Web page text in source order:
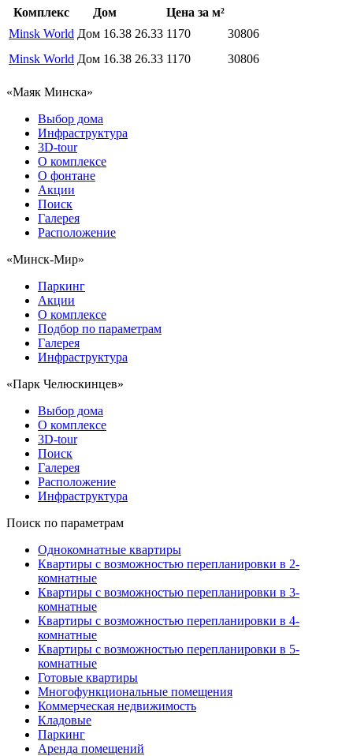
Комплекс Дом
Цена за м²
Minsk World Дом 16.38 26.33 1170
30806
Minsk World Дом 16.38 26.33 1170 30806
«Маяк Минска»
Выбор дома
Инфраструктура
3D-tour
О комплексе
О фонтане
Акции
Поиск
Галерея
Расположение
«Минск-Мир»
Паркинг
Акции
О комплексе
Подбор по параметрам
Галерея
Инфраструктура
«Парк Челюскинцев»
Выбор дома
О комплексе
3D-tour
Поиск
Галерея
Расположение
Инфраструктура
Поиск по параметрам
Однокомнатные квартиры
Квартиры с возможностью перепланировки в 2-
комнатные
Квартиры с возможностью перепланировки в 3-
комнатные
Квартиры с возможностью перепланировки в 4-
комнатные
Квартиры с возможностью перепланировки в 5-
комнатные
Готовые квартиры
Многофункциональные помещения
Коммерческая недвижимость
Кладовые
Паркинг
Аренда помещений